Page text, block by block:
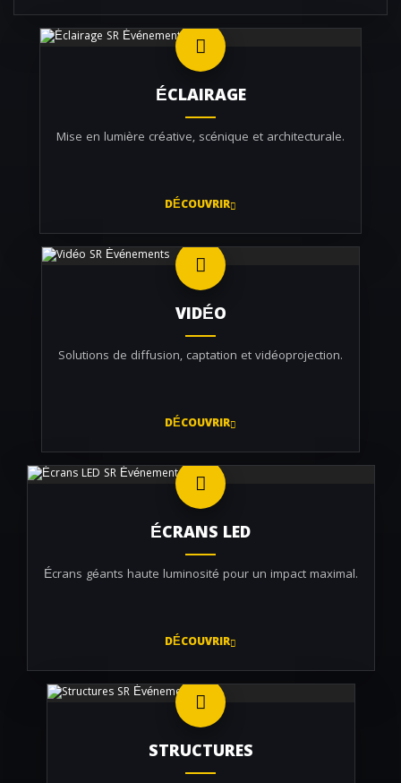
ÉCLAIRAGE
Mise en lumière créative, scénique et architecturale.
DÉCOUVRIR
VIDÉO
Solutions de diffusion, captation et vidéoprojection.
DÉCOUVRIR
ÉCRANS LED
Écrans géants haute luminosité pour un impact maximal.
DÉCOUVRIR
STRUCTURES